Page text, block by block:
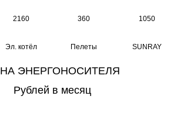
2160
Эл. котёл
360
Пелеты
1050
SUNRAY
ЭНЕРГОНОСИТЕЛЯ
Рублей в месяц